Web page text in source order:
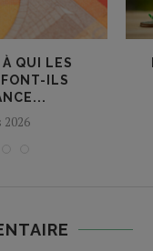
À QUI LES
FONT-ILS
2026